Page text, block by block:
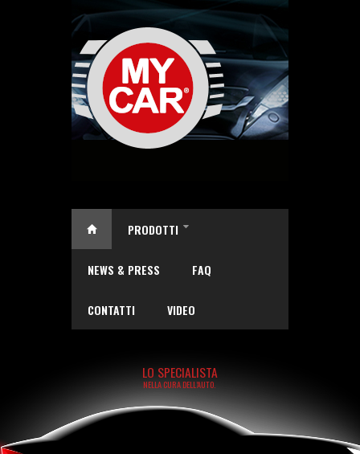
Salta al contenuto principale
PRODOTTI
NEWS & PRESS FAQ
CONTATTI VIDEO
LO SPECIALISTA
NELLA CURA DELL’AUTO.